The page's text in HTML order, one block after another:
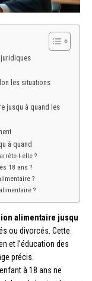
les situations
jusqu à quand les
à quand
t-elle ?
18 ans ?
?
?
alimentaire jusqu
ou divorcés. Cette
et l’éducation des
précis.
à 18 ans ne